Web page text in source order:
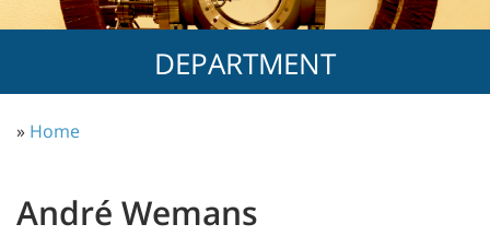
DEPARTMENT
» Home
André Wemans